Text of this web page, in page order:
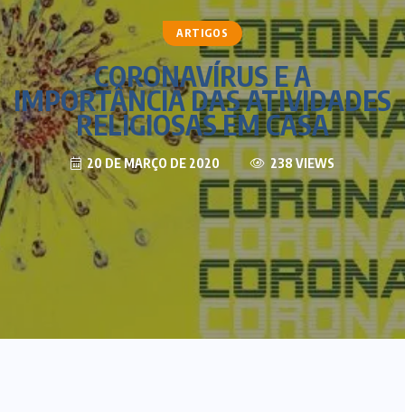
ARTIGOS
CORONAVÍRUS E A
IMPORTÂNCIA DAS ATIVIDADES
RELIGIOSAS EM CASA
20 DE MARÇO DE 2020 238 VIEWS